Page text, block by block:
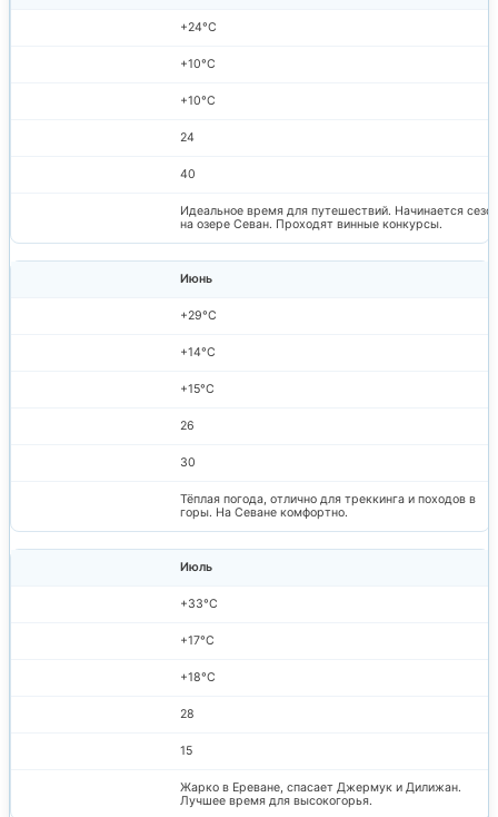
+24°C
+10°C
+10°C
24
40
Идеальное время для путешествий. Начинается сезон
на озере Севан. Проходят винные конкурсы.
Июнь
+29°C
+14°C
+15°C
26
30
Тёплая погода, отлично для треккинга и походов в
горы. На Севане комфортно.
Июль
+33°C
+17°C
+18°C
28
15
Жарко в Ереване, спасает Джермук и Дилижан.
Лучшее время для высокогорья.